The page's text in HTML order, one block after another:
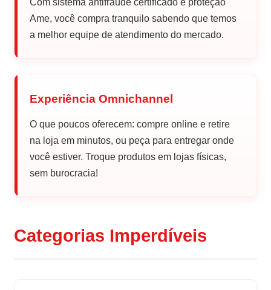
Com sistema antifraude certificado e proteção
Ame, você compra tranquilo sabendo que temos
a melhor equipe de atendimento do mercado.
Experiência Omnichannel
O que poucos oferecem: compre online e retire
na loja em minutos, ou peça para entregar onde
você estiver. Troque produtos em lojas físicas,
sem burocracia!
Categorias Imperdíveis